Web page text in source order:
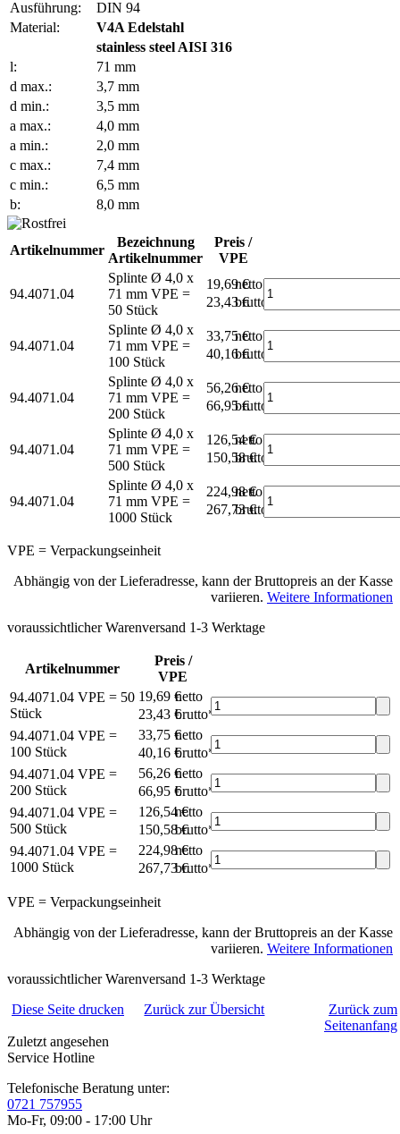
Ausführung:
DIN 94
Material:
V4A Edelstahl
stainless steel AISI 316
l:
71 mm
d max.:
3,7 mm
d min.:
3,5 mm
a max.:
4,0 mm
a min.:
2,0 mm
c max.:
7,4 mm
c min.:
6,5 mm
b:
8,0 mm
Artikelnummer
Bezeichnung
Artikelnummer
Preis /
VPE
94.4071.04
Splinte Ø 4,0 x
71 mm VPE =
50 Stück
19,69 €
netto
23,43 €brutto*
94.4071.04
Splinte Ø 4,0 x
71 mm VPE =
100 Stück
33,75 €
netto
40,16 €brutto*
94.4071.04
Splinte Ø 4,0 x
71 mm VPE =
200 Stück
56,26 €
netto
66,95 €brutto*
94.4071.04
Splinte Ø 4,0 x
71 mm VPE =
500 Stück
126,54 €
netto
150,58 €
brutto*
94.4071.04
Splinte Ø 4,0 x
71 mm VPE =
1000 Stück
224,98 €
netto
267,73 €
brutto*
VPE = Verpackungseinheit
Abhängig von der Lieferadresse, kann der Bruttopreis an der Kasse
variieren. Weitere Informationen
voraussichtlicher Warenversand 1-3 Werktage
Artikelnummer
Preis /
VPE
94.4071.04 VPE = 50
Stück
19,69 €netto
23,43 €brutto*
94.4071.04 VPE =
100 Stück
33,75 €netto
40,16 €brutto*
94.4071.04 VPE =
200 Stück
56,26 €netto
66,95 €brutto*
94.4071.04 VPE =
500 Stück
126,54 €
netto
150,58 €brutto*
94.4071.04 VPE =
1000 Stück
224,98 €
netto
267,73 €brutto*
VPE = Verpackungseinheit
Abhängig von der Lieferadresse, kann der Bruttopreis an der Kasse
variieren. Weitere Informationen
voraussichtlicher Warenversand 1-3 Werktage
Diese Seite drucken
Zurück zur Übersicht
Zurück zum
Seitenanfang
Zuletzt angesehen
Service Hotline
Telefonische Beratung unter:
0721 757955
Mo-Fr, 09:00 - 17:00 Uhr